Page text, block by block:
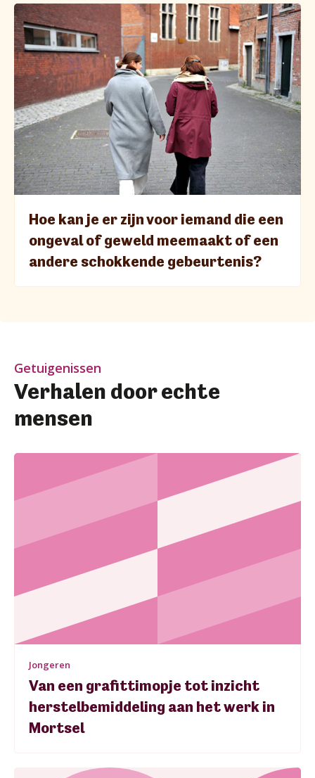
Hoe kan je er zijn voor iemand die een
ongeval of geweld meemaakt of een
andere schokkende gebeurtenis?
Verhalen door echte
mensen
Getuigenissen
Jongeren
Van een grafittimopje tot inzicht
herstelbemiddeling aan het werk in
Mortsel